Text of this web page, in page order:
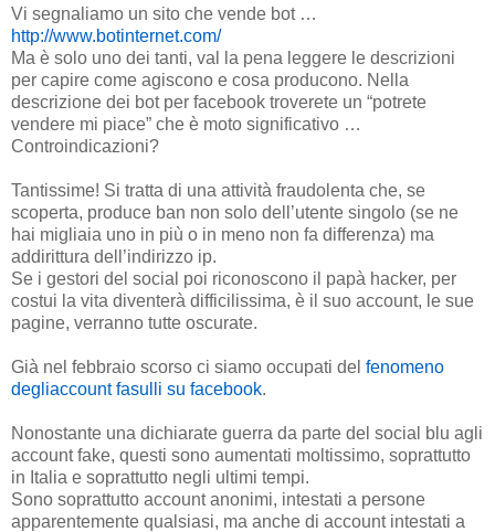
Vi segnaliamo un sito che vende bot …
http://www.botinternet.com/
Ma è solo uno dei tanti, val la pena leggere le descrizioni
per capire come agiscono e cosa producono. Nella
descrizione dei bot per facebook troverete un “potrete
vendere mi piace” che è moto significativo …
Controindicazioni?
Tantissime! Si tratta di una attività fraudolenta che, se
scoperta, produce ban non solo dell’utente singolo (se ne
hai migliaia uno in più o in meno non fa differenza) ma
addirittura dell’indirizzo ip.
Se i gestori del social poi riconoscono il papà hacker, per
costui la vita diventerà difficilissima, è il suo account, le sue
pagine, verranno tutte oscurate.
Già nel febbraio scorso ci siamo occupati del fenomeno
degliaccount fasulli su facebook.
Nonostante una dichiarate guerra da parte del social blu agli
account fake, questi sono aumentati moltissimo, soprattutto
in Italia e soprattutto negli ultimi tempi.
Sono soprattutto account anonimi, intestati a persone
apparentemente qualsiasi, ma anche di account intestati a